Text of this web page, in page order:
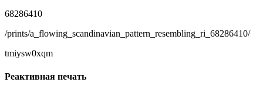
68286410
/prints/a_flowing_scandinavian_pattern_resembling_ri_68286410/
tmiysw0xqm
Реактивная печать